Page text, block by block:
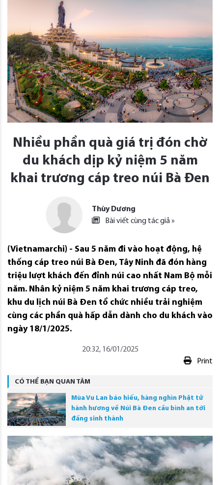
Nhiều phần quà giá trị đón chờ
du khách dịp kỷ niệm 5 năm
khai trương cáp treo núi Bà Đen
Thùy Dương
Bài viết cùng tác giả »
(Vietnamarchi) - Sau 5 năm đi vào hoạt động, hệ
thống cáp treo núi Bà Đen, Tây Ninh đã đón hàng
triệu lượt khách đến đỉnh núi cao nhất Nam Bộ mỗi
năm. Nhân kỷ niệm 5 năm khai trương cáp treo,
khu du lịch núi Bà Đen tổ chức nhiều trải nghiệm
cùng các phần quà hấp dẫn dành cho du khách vào
ngày 18/1/2025.
20:32, 16/01/2025
Print
CÓ THỂ BẠN QUAN TÂM
Mùa Vu Lan báo hiếu, hàng nghìn Phật tử
hành hương về Núi Bà Đen cầu bình an tới
đấng sinh thành